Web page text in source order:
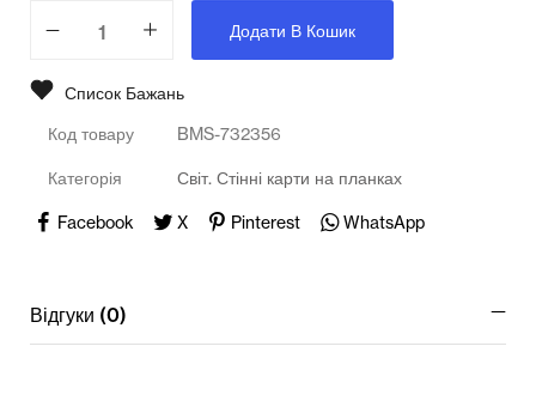
Хімія
Всі товари
STEM
Додати В Кошик
Список Бажань
Код товару BMS-732356
Категорія Світ. Стінні карти на планках
Facebook X Pinterest WhatsApp
Відгуки (0)